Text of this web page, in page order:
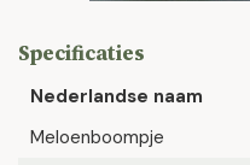
Specificaties
Nederlandse naam
Meloenboompje